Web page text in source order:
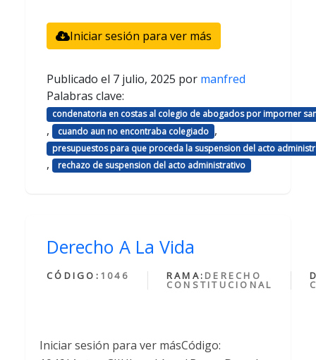
Iniciar sesión para ver más
Publicado el 7 julio, 2025 por manfred
Palabras clave:
condenatoria en costas al colegio de abogados por imporner
, cuando aun no encontraba colegiado ,
presupuestos para que proceda la suspension del acto
, rechazo de suspension del acto administrativo
Derecho A La Vida
CÓDIGO: 1046 RAMA: DERECHO
CONSTITUCIONAL
Iniciar sesión para ver másCódigo: